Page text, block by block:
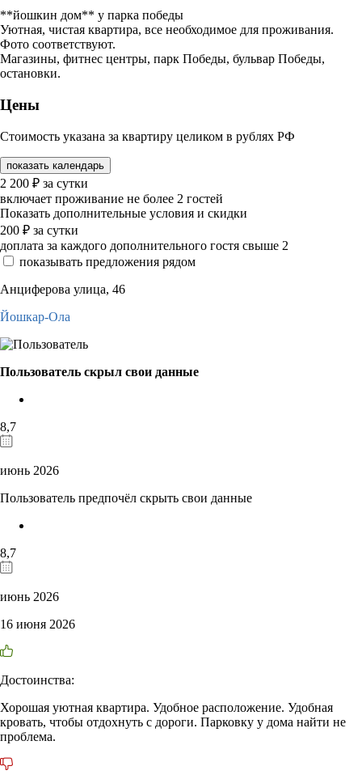
**йошкин дом** у парка победы
Уютная, чистая квартира, все необходимое для проживания.
Фото соответствуют.
Магазины, фитнес центры, парк Победы, бульвар Победы,
остановки.
Цены
Стоимость указана за квартиру целиком в рублях РФ
показать календарь
2 200 ₽ за сутки
включает проживание не более 2 гостей
Показать дополнительные условия и скидки
200 ₽ за сутки
доплата за каждого дополнительного гостя свыше 2
показывать предложения рядом
Анциферова улица, 46
Йошкар-Ола
Пользователь скрыл свои данные
8,7
июнь 2026
Пользователь предпочёл скрыть свои данные
8,7
июнь 2026
16 июня 2026
Достоинства:
Хорошая уютная квартира. Удобное расположение. Удобная
кровать, чтобы отдохнуть с дороги. Парковку у дома найти не
проблема.